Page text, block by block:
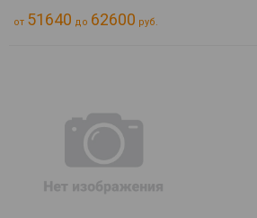
от 51640 до 62600 руб.